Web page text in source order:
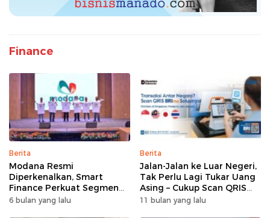
Finance
Berita
Modana Resmi
Diperkenalkan, Smart
Finance Perkuat Segmen
Pembiayaan Multiguna
6 bulan yang lalu
Berita
Jalan-Jalan ke Luar Negeri,
Tak Perlu Lagi Tukar Uang
Asing – Cukup Scan QRIS
Pakai BRImo
11 bulan yang lalu